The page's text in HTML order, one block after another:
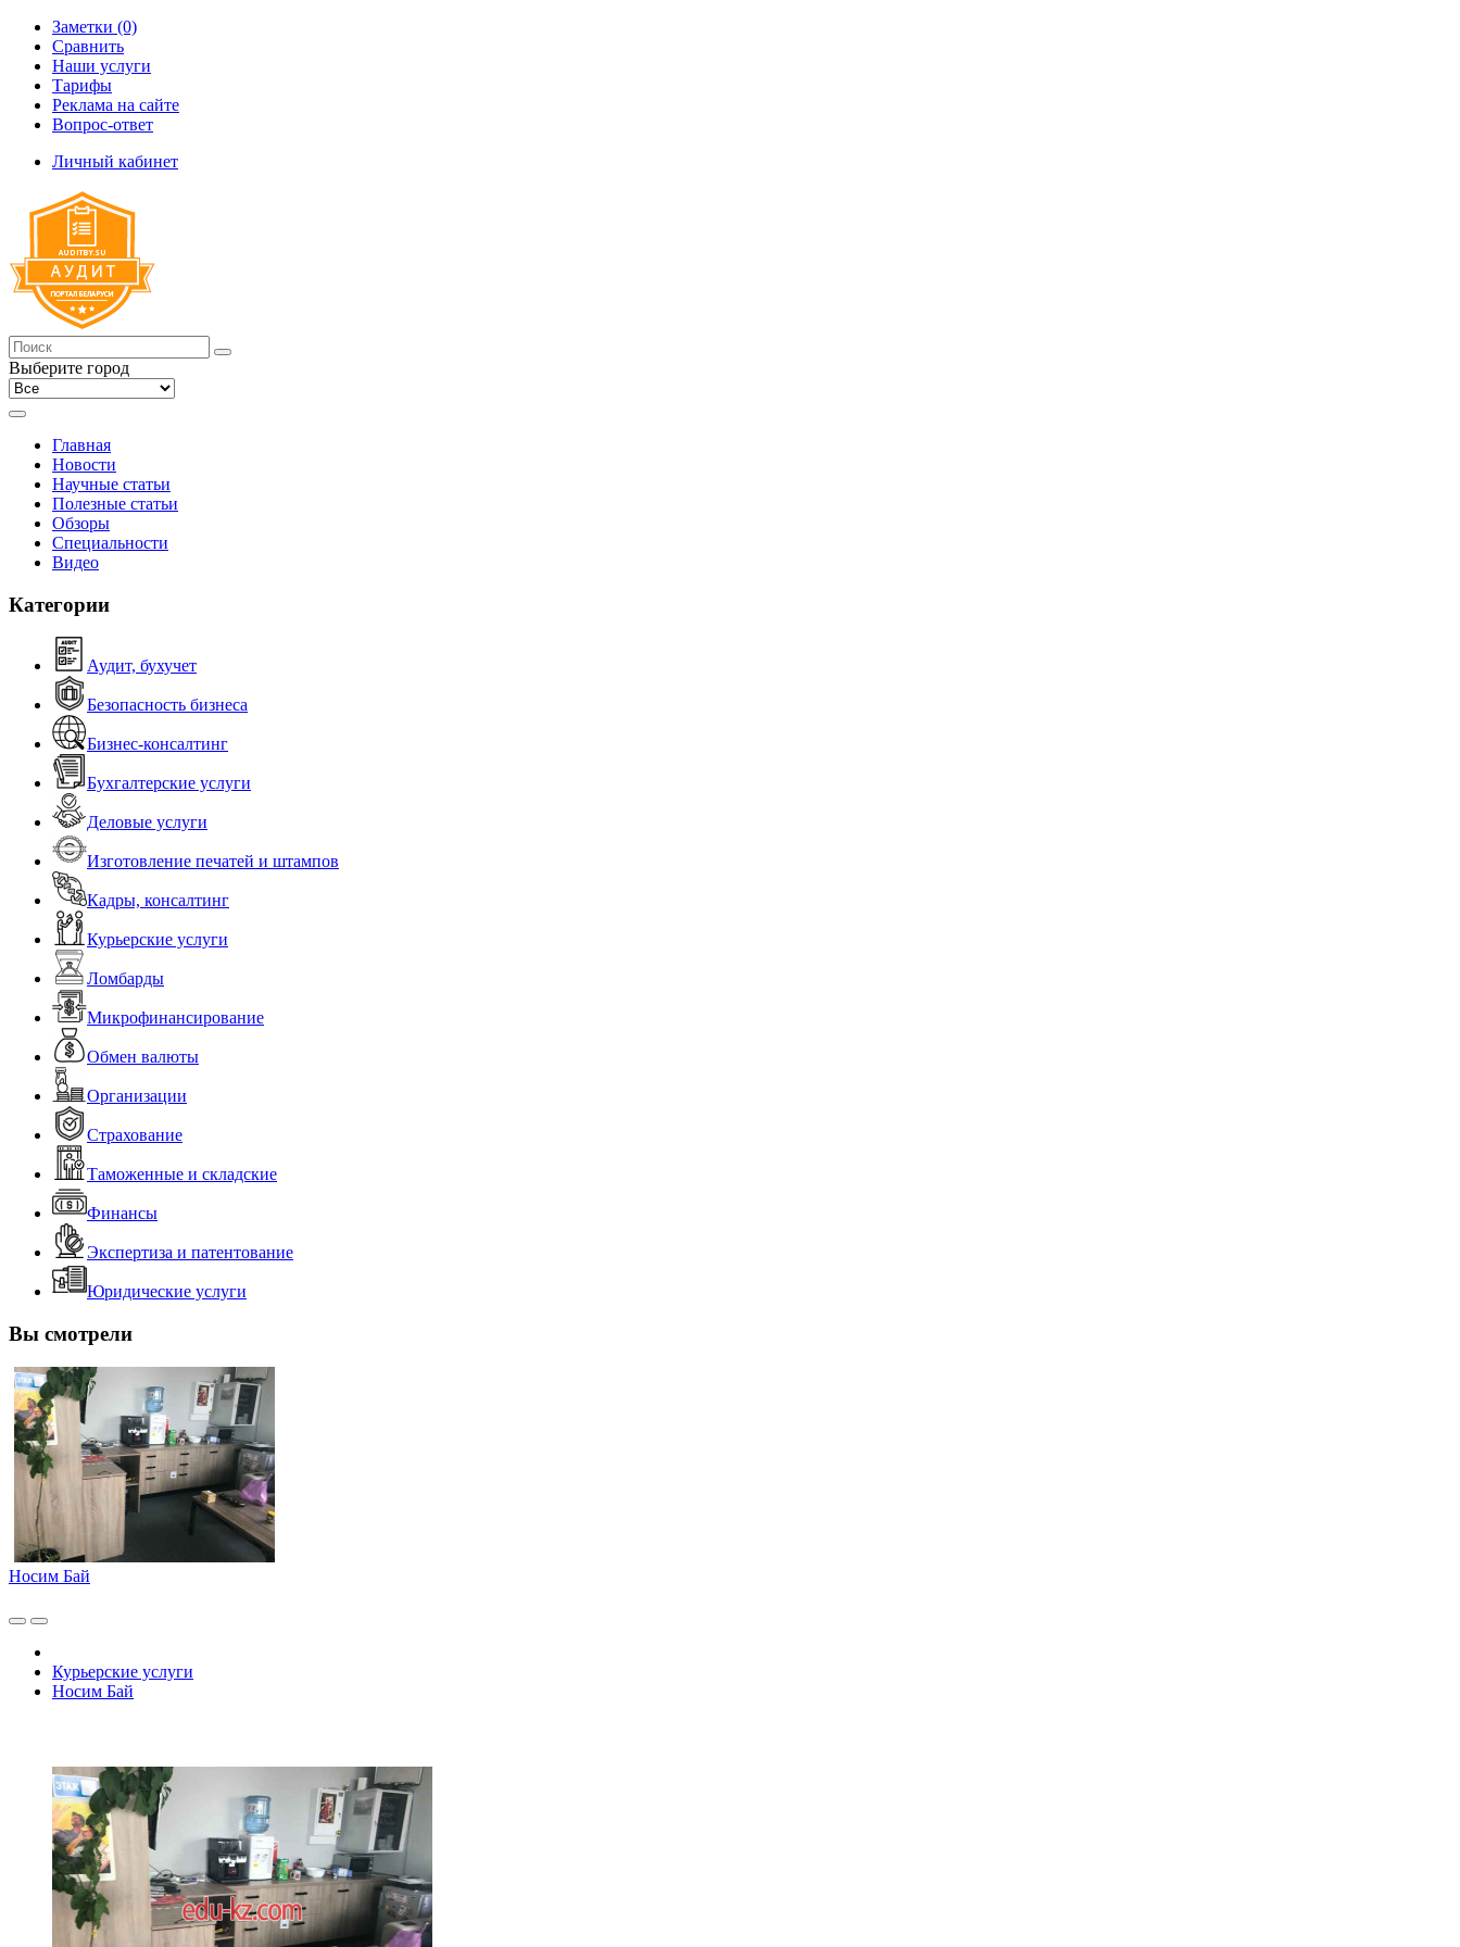
Заметки (0)
Сравнить
Наши услуги
Тарифы
Реклама на сайте
Вопрос-ответ
Личный кабинет
Выберите город
Главная
Новости
Научные статьи
Полезные статьи
Обзоры
Специальности
Видео
Категории
Аудит, бухучет
Безопасность бизнеса
Бизнес-консалтинг
Бухгалтерские услуги
Деловые услуги
Изготовление печатей и штампов
Кадры, консалтинг
Курьерские услуги
Ломбарды
Микрофинансирование
Обмен валюты
Организации
Страхование
Таможенные и складские
Финансы
Экспертиза и патентование
Юридические услуги
Вы смотрели
Носим Бай
Курьерские услуги
Носим Бай